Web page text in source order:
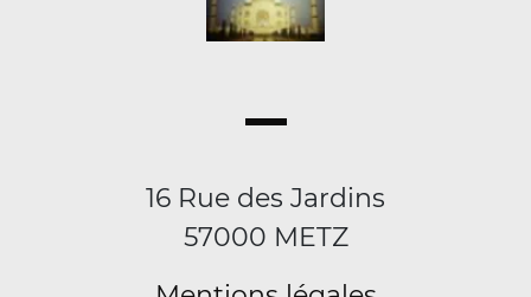
16 Rue des Jardins
57000 METZ